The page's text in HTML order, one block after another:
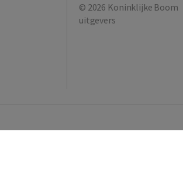
© 2026 Koninklijke Boom
uitgevers